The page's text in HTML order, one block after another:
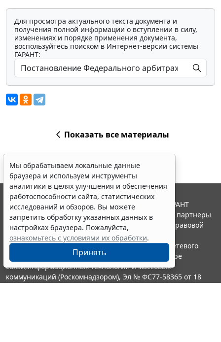
Для просмотра актуального текста документа и
получения полной информации о вступлении в силу,
изменениях и порядке применения документа,
воспользуйтесь поиском в Интернет-версии системы
ГАРАНТ:
Показать все материалы
Мы обрабатываем локальные данные
браузера и используем инструменты
аналитики в целях улучшения и обеспечения
работоспособности сайта, статистических
исследований и обзоров. Вы можете
запретить обработку указанных данных в
настройках браузера. Пожалуйста,
ознакомьтесь с условиями их обработки.
Принять
© ООО "НПП "ГАРАНТ-СЕРВИС", 2026. Система ГАРАНТ
выпускается с 1990 года. Компания "Гарант" и ее партнеры
являются участниками Российской ассоциации правовой
информации ГАРАНТ.
Портал ГАРАНТ.РУ зарегистрирован в качестве сетевого
издания Федеральной службой по надзору в сфере
связи,информационных технологий и массовых
коммуникаций (Роскомнадзором), Эл № ФС77-58365 от 18